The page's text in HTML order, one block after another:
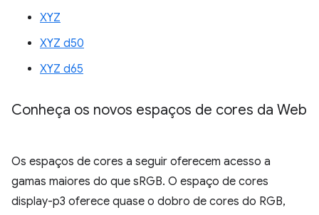
XYZ
XYZ d50
XYZ d65
Conheça os novos espaços de cores da Web
Os espaços de cores a seguir oferecem acesso a
gamas maiores do que sRGB. O espaço de cores
display-p3 oferece quase o dobro de cores do RGB,